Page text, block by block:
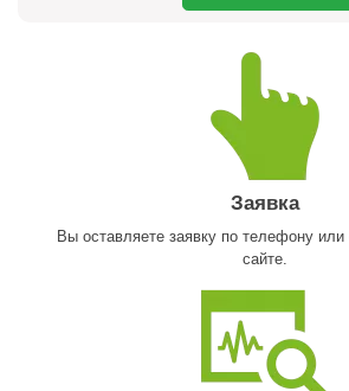
Заявка
Вы оставляете заявку по телефону
сайте.